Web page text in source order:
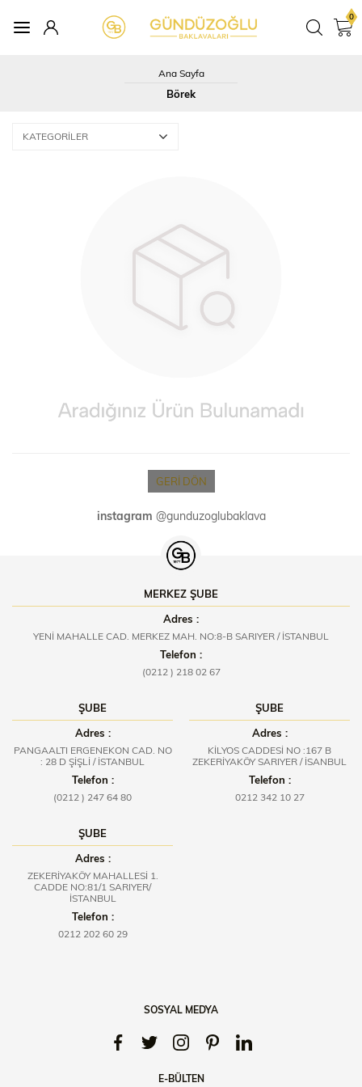
0
Ana Sayfa
Börek
KATEGORILER
GERI DÖN
instagram @gunduzoglubaklava
MERKEZ ŞUBE
Adres :
YENİ MAHALLE CAD. MERKEZ MAH. NO:8-B SARIYER / İSTANBUL
Telefon :
(0212 ) 218 02 67
ŞUBE
Adres :
PANGAALTI ERGENEKON CAD. NO
: 28 D ŞİŞLİ / İSTANBUL
Telefon :
(0212 ) 247 64 80
ŞUBE
Adres :
KİLYOS CADDESİ NO :167 B
ZEKERİYAKÖY SARIYER / İSANBUL
Telefon :
0212 342 10 27
ŞUBE
Adres :
ZEKERİYAKÖY MAHALLESİ 1.
CADDE NO:81/1 SARIYER/
İSTANBUL
Telefon :
0212 202 60 29
SOSYAL MEDYA
E-BÜLTEN